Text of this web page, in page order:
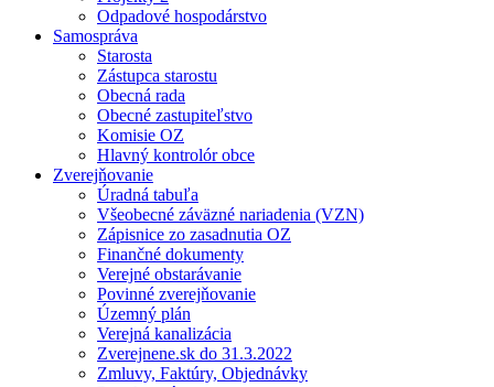
Odpadové hospodárstvo
Samospráva
Starosta
Zástupca starostu
Obecná rada
Obecné zastupiteľstvo
Komisie OZ
Hlavný kontrolór obce
Zverejňovanie
Úradná tabuľa
Všeobecné záväzné nariadenia (VZN)
Zápisnice zo zasadnutia OZ
Finančné dokumenty
Verejné obstarávanie
Povinné zverejňovanie
Územný plán
Verejná kanalizácia
Zverejnene.sk do 31.3.2022
Zmluvy, Faktúry, Objednávky